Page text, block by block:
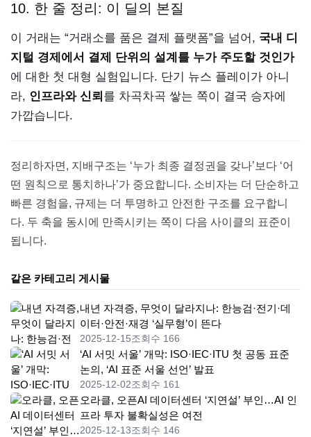
10. 한 줄 정리: 이 딜의 본질
이 거래는 “거래소를 품은 결제 플랫폼”을 넘어, 국내 디
지털 경제에서 결제 단위의 설계를 누가 주도할 것인가
에 대한 첫 대형 실험입니다. 단기 뉴스 플레이가 아니
라, 인프라와 신뢰 를 차곡차곡 쌓는 쪽이 결국 승자에
가깝습니다.
정리하자면, 지배구조는 ‘누가 최종 결정권을 갖나’보다 ‘어
떤 원칙으로 통치하나’가 중요합니다. 소비자는 더 단순하고
빠른 경험을, 규제는 더 투명하고 안전한 구조를 요구합니
다. 두 축을 동시에 만족시키는 쪽이 다음 사이클의 표준이
됩니다.
같은 카테고리 게시물
내년 자격증, 무엇이 달라지나: 한능검·전기·데
이터·안전·재경 ‘실무형’이 뜬다
2025-12-15조회수 166
‘AI 서밋 서울’ 개막: ISO·IEC·ITU 첫 공동 표준
논의, ‘AI 표준 서울 선언’ 발표
2025-12-02조회수 161
오라클, 오픈AI 데이터센터 ‘지연설’ 부인…AI 인
프라 투자 불확실성은 여전
2025-12-13조회수 146